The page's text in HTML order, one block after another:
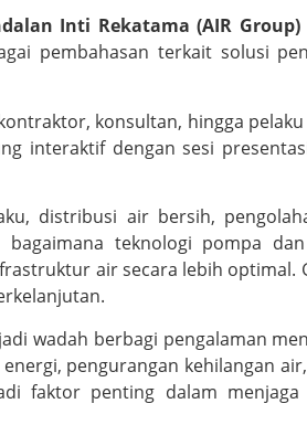
Inti Rekatama (AIR Group)
pembahasan terkait solusi
konsultan, hingga
interaktif dengan sesi
distribusi air bersih,
teknologi pompa
air secara lebih optimal.
wadah berbagi pengalaman
pengurangan kehilangan
faktor penting dalam menjaga